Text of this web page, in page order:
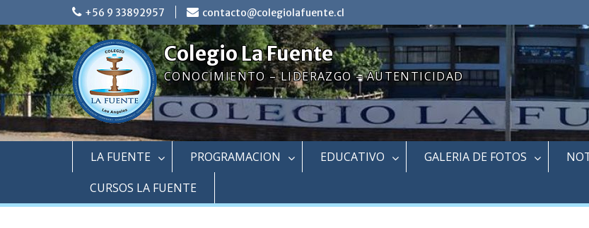
to
content
+56 9 33892957 contacto@colegiolafuente.cl
Colegio La Fuente
CONOCIMIENTO – LIDERAZGO – AUTENTICIDAD
LA FUENTE PROGRAMACION EDUCATIVO GALERIA DE FOTOS
CURSOS LA FUENTE